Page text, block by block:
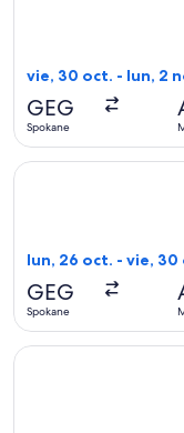
vie, 30 oct. - lun, 2
GEG
Spokane
lun, 26 oct. - vie, 30
GEG
Spokane
Seleccionar vuelo
Seleccionar vuelo